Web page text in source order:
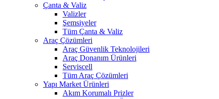
Çanta & Valiz
Valizler
Şemsiyeler
Tüm Çanta & Valiz
Araç Çözümleri
Araç Güvenlik Teknolojileri
Araç Donanım Ürünleri
Serviscell
Tüm Araç Çözümleri
Yapı Market Ürünleri
Akım Korumalı Prizler